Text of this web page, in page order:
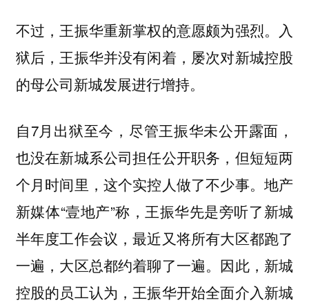
不过，王振华重新掌权的意愿颇为强烈。入
狱后，王振华并没有闲着，屡次对新城控股
的母公司新城发展进行增持。
自7月出狱至今，尽管王振华未公开露面，
也没在新城系公司担任公开职务，但短短两
个月时间里，这个实控人做了不少事。地产
新媒体“壹地产”称，王振华先是旁听了新城
半年度工作会议，最近又将所有大区都跑了
一遍，大区总都约着聊了一遍。因此，新城
控股的员工认为，王振华开始全面介入新城